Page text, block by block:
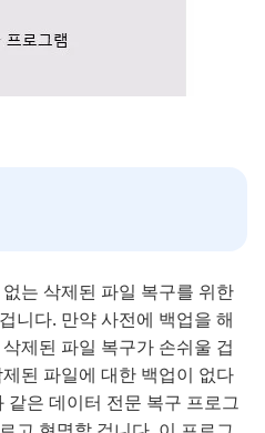
는 삭제된 파일 복구를 위한
니다. 만약 사전에 백업을 해
제된 파일 복구가 손쉬울 겁
된 파일에 대한 백업이 없다
같은 데이터 전문 복구 프로그